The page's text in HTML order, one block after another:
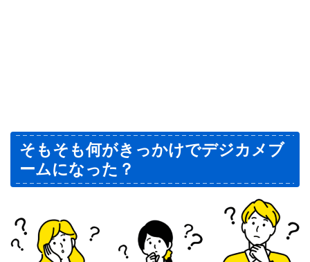
そもそも何がきっかけでデジカメブ
ームになった？